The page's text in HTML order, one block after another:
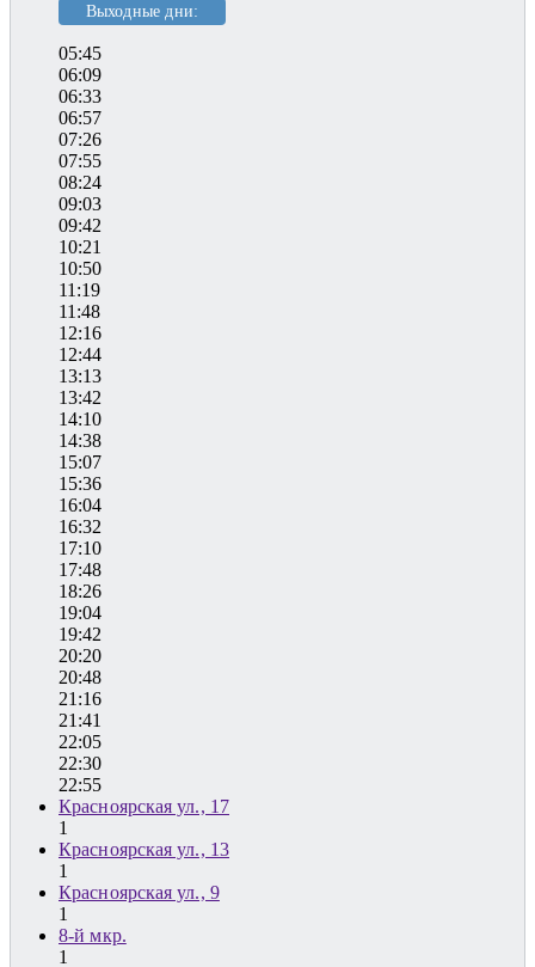
Выходные дни:
05:45
06:09
06:33
06:57
07:26
07:55
08:24
09:03
09:42
10:21
10:50
11:19
11:48
12:16
12:44
13:13
13:42
14:10
14:38
15:07
15:36
16:04
16:32
17:10
17:48
18:26
19:04
19:42
20:20
20:48
21:16
21:41
22:05
22:30
22:55
Красноярская ул., 17
1
Красноярская ул., 13
1
Красноярская ул., 9
1
8-й мкр.
1